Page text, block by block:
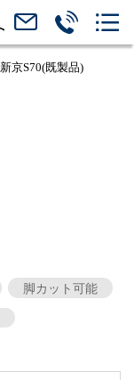
新京S70(既製品)
脚カット可能